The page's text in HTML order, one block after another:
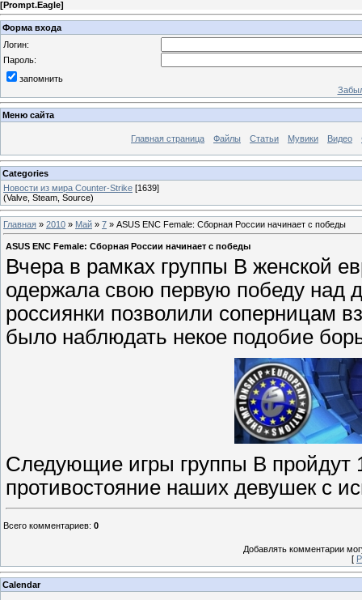
[Prompt.Eagle]
Форма входа
Логин:
Пароль:
запомнить
Меню сайта
Главная страница Файлы Статьи Мувики Видео
Categories
Новости из мира Counter-Strike [1639]
(Valve, Steam, Source)
Главная » 2010 » Май » 7 » ASUS ENC Female: Сборная России начинает с победы
ASUS ENC Female: Сборная России начинает с победы
Вчера в рамках группы B женской
одержала свою первую победу над
россиянки позволили соперницам
было наблюдать некое подобие
Следующие игры группы B пройдут
противостояние наших девушек с
Всего комментариев: 0
Добавлять комментарии
[
Calendar